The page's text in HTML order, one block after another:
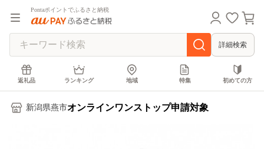
Pontaポイントでふるさと納税
詳細検索
返礼品 ランキング 地域 特集 初めての方
新潟県燕市オンラインワンストップ申請対象